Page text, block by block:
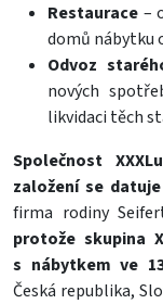
Restaurace –
domů nábytku
Odvoz
nových
likvidaci těch
Společnost
založení se
firma rodiny
protože skupina
s nábytkem ve
Česká republika,